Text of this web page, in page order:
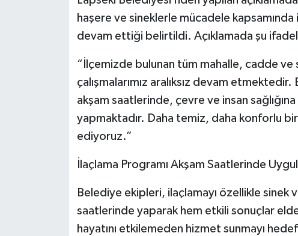
haşere ve sineklerle mücadele kapsamında
devam ettiği belirtildi. Açıklamada şu
“İlçemizde bulunan tüm mahalle, cadde ve
çalışmalarımız aralıksız devam
akşam saatlerinde, çevre ve insan
yapmaktadır. Daha temiz, daha konforlu
ediyoruz.”
İlaçlama Programı Akşam Saatlerinde
Belediye ekipleri, ilaçlamayı özellikle sinek
saatlerinde yaparak hem etkili sonuçlar
hayatını etkilemeden hizmet sunmayı